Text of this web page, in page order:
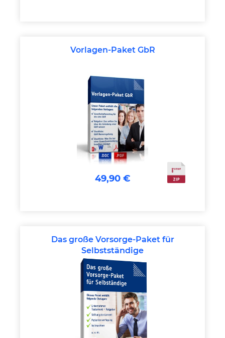
Vorlagen-Paket GbR
49,90 €
Das große Vorsorge-Paket für
Selbstständige